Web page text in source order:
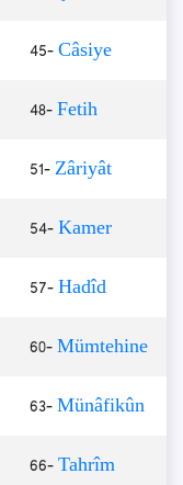
45-Câsiye
48-Fetih
51-Zâriyât
54-Kamer
57-Hadîd
60-Mümtehine
63-Münâfikûn
66-Tahrîm